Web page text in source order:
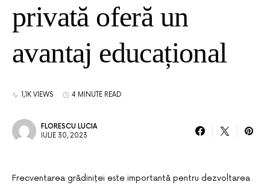
privată oferă un
avantaj educațional
1,1K VIEWS 4 MINUTE READ
FLORESCU LUCIA
IULIE 30, 2023
Frecventarea grădiniței este importantă pentru dezvoltarea